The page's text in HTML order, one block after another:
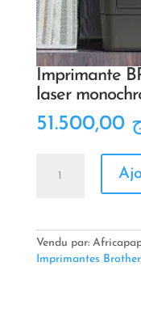
Imprimante
laser
51.500,00
Imprimante
L2550DN
laser
Vendu par:
Imprimantes Brother